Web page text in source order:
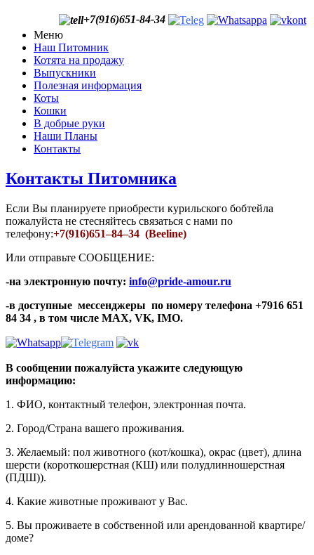
+7(916)651-84-34
Меню
Наш Питомник
Котята на продажу
Выпускники
Полезная информация
Коты
Кошки
В добрые руки
Наши Планы
Контакты
Контакты Питомника
Если Вы планируете приобрести курильского бобтейла
пожалуйста не стесняйтесь связаться с нами по
телефону:+7(916)651–84–34 (Beeline)
Или отправьте СООБЩЕНИЕ:
-на электронную почту: info@pride-amour.ru
-в доступные мессенджеры по номеру телефона +7916 651
84 34 , в том числе MAX, VK, IMO.
В сообщении пожалуйста укажите следующую
информацию:
1. ФИО, контактный телефон, электронная почта.
2. Город/Страна вашего проживания.
3. Желаемый: пол животного (кот/кошка), окрас (цвет), длина
шерсти (короткошерстная (КШ) или полудлинношерстная
(ПДШ)).
4. Какие животные проживают у Вас.
5. Вы проживаете в собственной или арендованной квартире/
доме?